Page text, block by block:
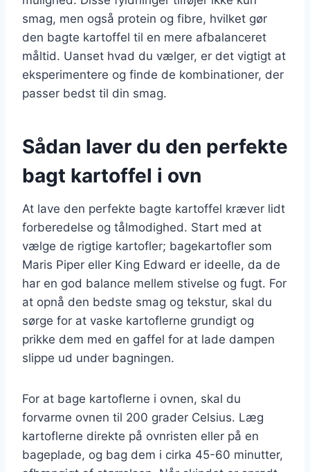
smag, men også protein og fibre, hvilket gør
den bagte kartoffel til en mere afbalanceret
måltid. Uanset hvad du vælger, er det vigtigt at
eksperimentere og finde de kombinationer, der
passer bedst til din smag.
Sådan laver du den perfekte
bagt kartoffel i ovn
At lave den perfekte bagte kartoffel kræver lidt
forberedelse og tålmodighed. Start med at
vælge de rigtige kartofler; bagekartofler som
Maris Piper eller King Edward er ideelle, da de
har en god balance mellem stivelse og fugt. For
at opnå den bedste smag og tekstur, skal du
sørge for at vaske kartoflerne grundigt og
prikke dem med en gaffel for at lade dampen
slippe ud under bagningen.
For at bage kartoflerne i ovnen, skal du
forvarme ovnen til 200 grader Celsius. Læg
kartoflerne direkte på ovnristen eller på en
bageplade, og bag dem i cirka 45-60 minutter,